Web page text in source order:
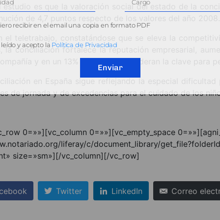
es que la valoración social del estado de la
conciliación fortalece la reputación empresarial,
de jornada y de excedencias para el cuidado de los
0=»»][vc_column 0=»»][vc_empty_space
liferay/c/document_library/
size=»sm»][/vc_column][/vc_row]
Twitter LinkedIn Correo
recibir en el email una copia en formato PDF
y acepto la Política de Privacidad
Enviar